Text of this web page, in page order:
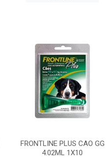
FRONTLINE PLUS CAO GG
4.02ML 1X10